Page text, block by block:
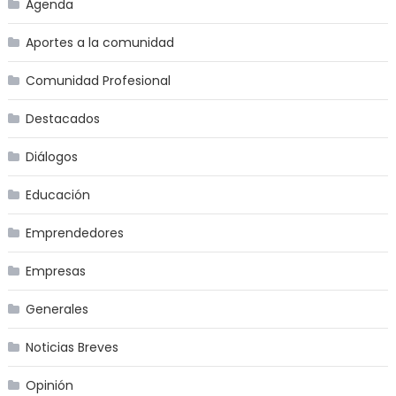
Agenda
Aportes a la comunidad
Comunidad Profesional
Destacados
Diálogos
Educación
Emprendedores
Empresas
Generales
Noticias Breves
Opinión